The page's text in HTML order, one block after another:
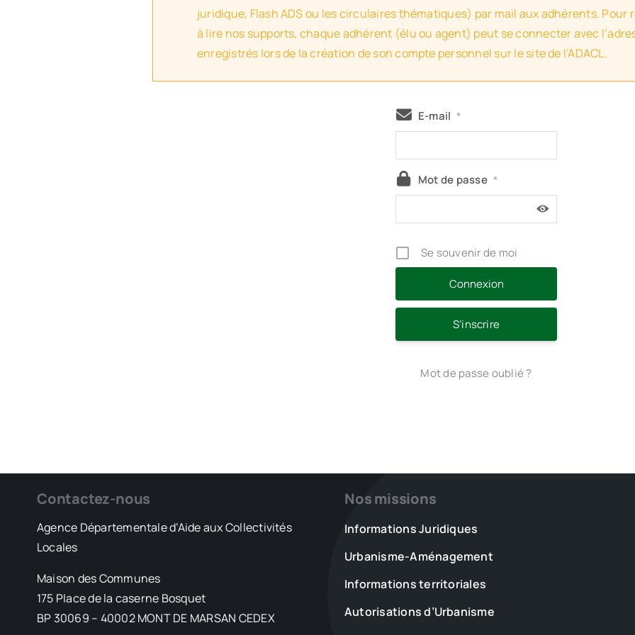
juridique, Flash ADS ou les circulaires thématiques) par mail aux adhérents.
à lire nos supports, chaque adhérent (élu ou agent) peut se connecter avec
enregistrés lors de la création de son compte personnel sur le site de l’ADACL.
E-mail *
Mot de passe *
Se souvenir de moi
S’inscrire
Mot de passe oublié ?
Contactez-nous
Agence Départementale d’Aide aux Collectivités
Locales
Maison des Communes
175 Place de la caserne Bosquet
BP 30069 – 40002 MONT DE MARSAN CEDEX
Nos missions
Informations Juridiques
Urbanisme-Aménagement
Informations territoriales
Autorisations d’Urbanisme